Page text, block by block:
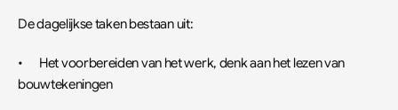
De dagelijkse taken bestaan uit:
•	Het voorbereiden van het werk, denk aan het lezen van
bouwtekeningen